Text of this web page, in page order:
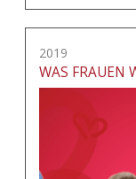
2019
WAS FRAUEN